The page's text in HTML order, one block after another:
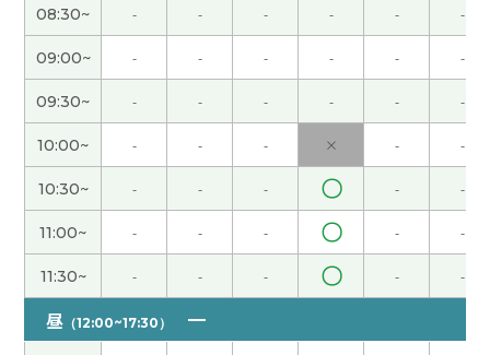
ありがとうございました！ また会いましょう！
40代 女性 )
麻辣タンが大好きで本場のものも食べてみたいです
😁✨ぜひ本場の案内して欲しいです！！( 40代 女
性 )
ありがとうございます！ 旅行は気をつけて行って
きます😄✨( 40代 女性 )
每天需要聊天。预防老人痴呆症。下次见吧。( 男性
)
08:30~ - - - - - -
09:00~ - - - - - -
09:30~ - - - - - -
10:00~ - - - × - -
10:30~ - - - 〇 - -
11:00~ - - - 〇 - -
11:30~ - - - 〇 - -
昼 （12:00~17:30）